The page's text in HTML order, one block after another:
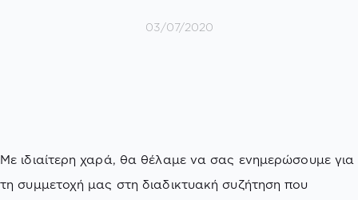
03/07/2020
Με ιδιαίτερη χαρά, θα θέλαμε να σας ενημερώσουμε για
τη συμμετοχή μας στη διαδικτυακή συζήτηση που